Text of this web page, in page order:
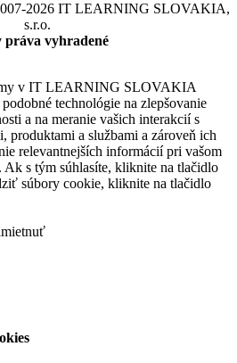
2026 IT LEARNING SLOVAKIA,
s.r.o.
práva vyhradené
my v IT LEARNING SLOVAKIA
technológie na zlepšovanie
a na meranie vašich interakcií s
produktami a službami a zároveň ich
relevantnejších informácií pri vašom
s tým súhlasíte, kliknite na tlačidlo
súbory cookie, kliknite na tlačidlo